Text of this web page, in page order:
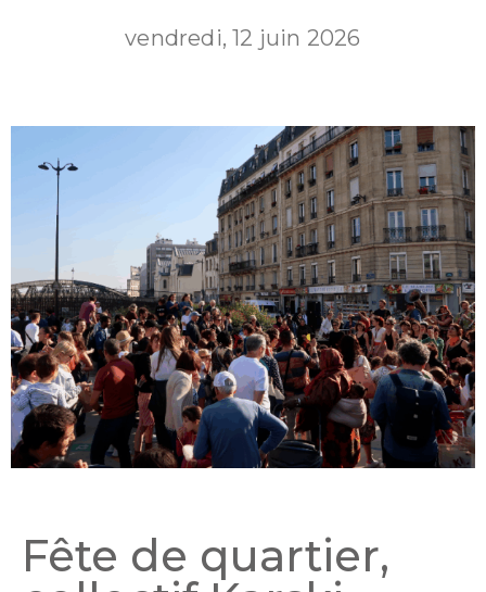
vendredi, 12 juin 2026
Fête de quartier,